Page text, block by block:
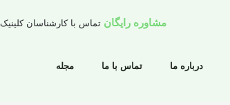
مشاوره رایگان تماس با کارشناسان کلینیک
درباره ما تماس با ما مجله